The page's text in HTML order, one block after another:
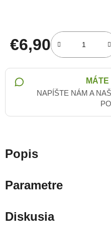
€6,90
Jednotková cena:
NAPÍŠTE NÁM A
Popis
Parametre
Diskusia